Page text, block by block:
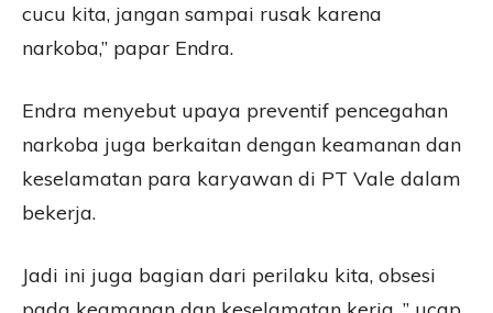
cucu kita, jangan sampai rusak karena
narkoba,” papar Endra.
Endra menyebut upaya preventif pencegahan
narkoba juga berkaitan dengan keamanan dan
keselamatan para karyawan di PT Vale dalam
bekerja.
Jadi ini juga bagian dari perilaku kita, obsesi